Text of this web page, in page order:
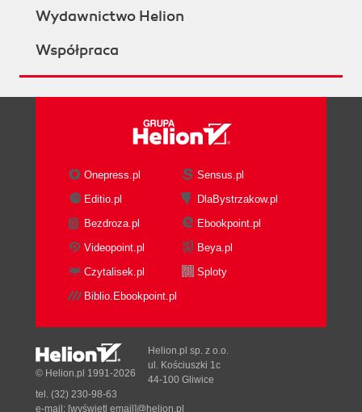
Wydawnictwo Helion
Współpraca
Onepress.pl
Sensus.pl
Editio.pl
DlaBystrzakow.pl
Bezdroza.pl
Ebookpoint.pl
Videopoint.pl
Beya.pl
Czytalisek.pl
Sploty
Biblio.Ebookpoint.pl
© Helion.pl 1991-2026
Helion.pl sp. z o.o.
ul. Kościuszki 1c
44-100 Gliwice
tel. (32) 230-98-63
e-mail: [wyświetl email]@helion.pl